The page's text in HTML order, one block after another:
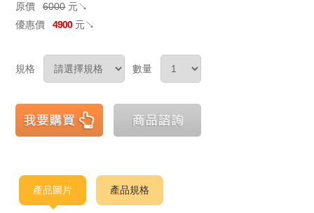
原價 6000元↘
優惠價
4900元↘
規格 數量
產品圖片 產品規格